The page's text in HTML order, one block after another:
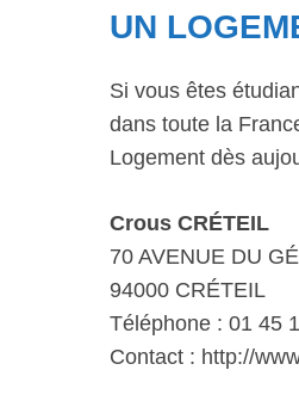
UN
Si vous êtes
dans toute la
Logement dès
Crous CRÉTEIL
70 AVENUE DU
94000 CRÉTEIL
Téléphone : 01 45
Contact : http://